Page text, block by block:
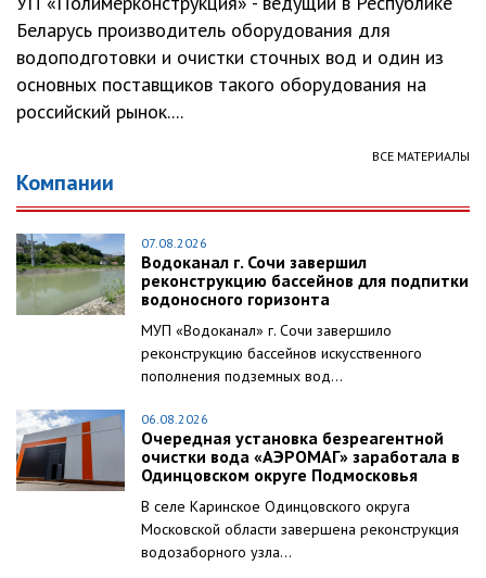
Беларусь производитель оборудования для
водоподготовки и очистки сточных вод и один из
основных поставщиков такого оборудования на
российский рынок....
ВСЕ МАТЕРИАЛЫ
Компании
07.08.2026
Водоканал г. Сочи завершил
реконструкцию бассейнов для подпитки
водоносного горизонта
МУП «Водоканал» г. Сочи завершило
реконструкцию бассейнов искусственного
пополнения подземных вод...
06.08.2026
Очередная установка безреагентной
очистки вода «АЭРОМАГ» заработала в
Одинцовском округе Подмосковья
В селе Каринское Одинцовского округа
Московской области завершена реконструкция
водозаборного узла...